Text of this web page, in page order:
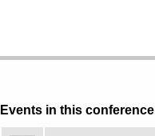
Events in this conference